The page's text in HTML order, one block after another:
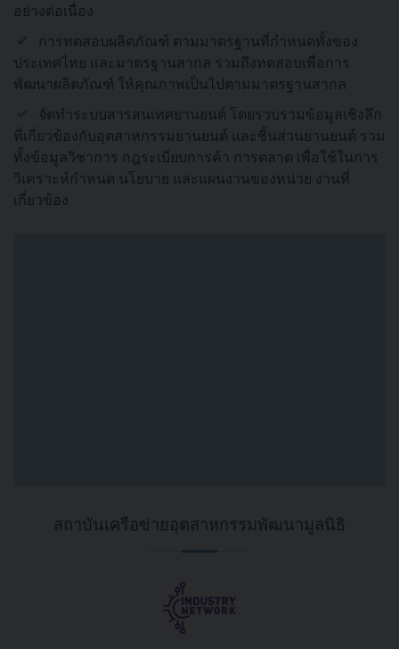
อย่างต่อเนื่อง
การทดสอบผลิตภัณฑ์ ตามมาตรฐานที่กำหนดทั้งของ
ประเทศไทย และมาตรฐานสากล รวมถึงทดสอบเพื่อการ
พัฒนาผลิตภัณฑ์ ให้คุณภาพเป็นไปตามมาตรฐานสากล
จัดทำระบบสารสนเทศยานยนต์ โดยรวบรวมข้อมูลเชิงลึก
ที่เกี่ยวข้องกับอุตสาหกรรมยานยนต์ และชิ้นส่วนยานยนต์ รวม
ทั้งข้อมูลวิชาการ กฎระเบียบการค้า การตลาด เพื่อใช้ในการ
วิเคราะห์กำหนด นโยบาย และแผนงานของหน่วย งานที่
เกี่ยวข้อง
สถาบันเครือข่ายอุตสาหกรรมพัฒนามูลนิธิ